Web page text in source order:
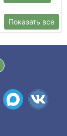
Показать все